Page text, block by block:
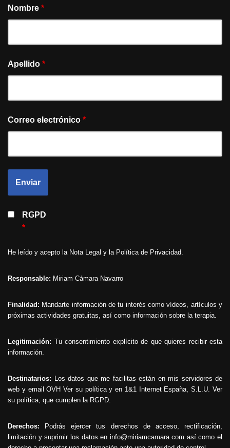
Nombre *
Apellido *
Correo electrónico *
RGPD
*
He leído y acepto la Nota Legal y la Política de Privacidad.
Responsable: Miriam Cámara Navarro
Finalidad: Mandarte información de tu interés como vídeos, artículos y
próximas actividades gratuitas, así como información sobre la terapia.
Legitimación: Tu consentimiento explícito de que quieres recibir esta
información.
Destinatarios: Los datos que me facilitas están en mis servidores de
web y email OVHVer su políticay en 1&1 Internet España, S.L.U.Ver
su política, que cumplen la RGPD.
Derechos: Podrás ejercer tus derechos de acceso, rectificación,
limitación y suprimir los datos en info@miriamcamara.com así como el